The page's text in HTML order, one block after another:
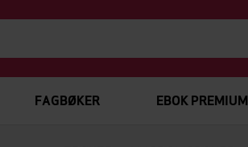
FAGBØKER EBOK PREMIUM